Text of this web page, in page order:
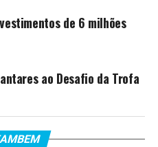
de 6 milhões
ao Desafio da Trofa